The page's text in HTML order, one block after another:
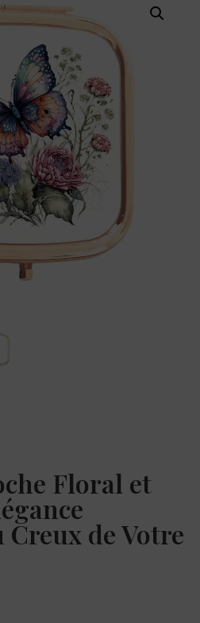
Floral et
de Votre